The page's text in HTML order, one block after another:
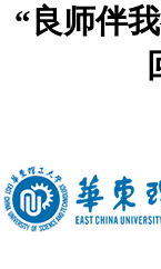
“良师伴